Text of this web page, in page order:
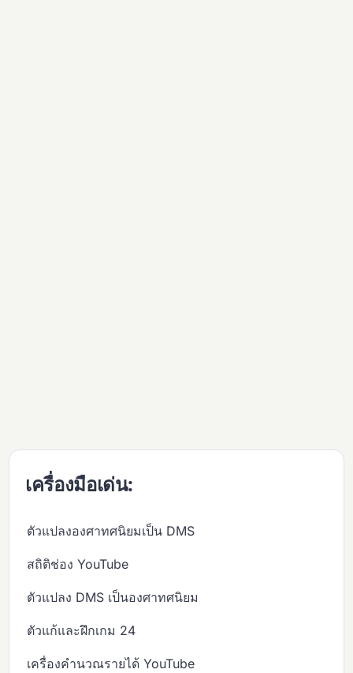
เครื่องมือเด่น:
ตัวแปลงองศาทศนิยมเป็น DMS
สถิติช่อง YouTube
ตัวแปลง DMS เป็นองศาทศนิยม
ตัวแก้และฝึกเกม 24
เครื่องคำนวณรายได้ YouTube